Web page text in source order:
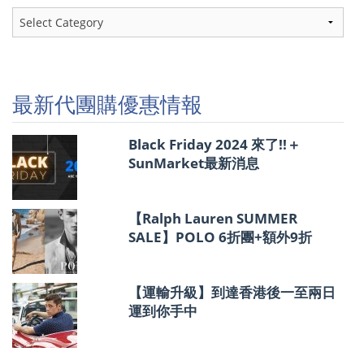
最
新
優
惠
情
報
最新代團購優惠情報
Black Friday 2024 來了!!＋
SunMarket最新消息
【Ralph Lauren SUMMER
SALE】POLO 6折團+額外9折
【運輸升級】到達香港後一至兩日
運到你手中